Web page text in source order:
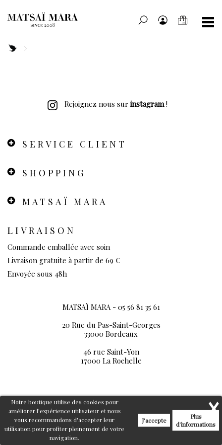
Notre boutique utilise des cookies pour
améliorer l'expérience utilisateur et nous
vous recommandons d'accepter leur
utilisation pour profiter pleinement de votre
navigation.
J'accepte
Plus
d'informations
Rejoignez nous sur instagram!
SERVICE CLIENT
SHOPPING
MATSAÏ MARA
LIVRAISON
Commande emballée avec soin
Livraison gratuite à partir de 69 €
Envoyée sous 48h
MATSAÏ MARA - 05 56 81 35 61
20 Rue du Pas-Saint-Georges
33000 Bordeaux
46 rue Saint-Yon
17000 La Rochelle